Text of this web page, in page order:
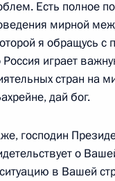
закон о
о
2017 года, 18:50
Халифой
Есть полное
мирной
я обращусь
Россия играет
стран на
дай бог.
господин
о
в Вашей